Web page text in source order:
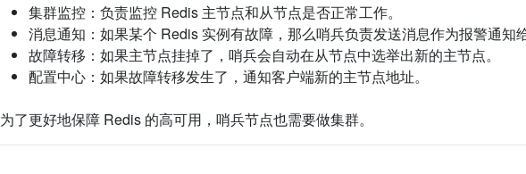
集群监控：负责监控 Redis 主节点和从节点是否正常工作。
消息通知：如果某个 Redis 实例有故障，那么哨兵负责发送消息作为报警通知
故障转移：如果主节点挂掉了，哨兵会自动在从节点中选举出新的主节点。
配置中心：如果故障转移发生了，通知客户端新的主节点地址。
为了更好地保障 Redis 的高可用，哨兵节点也需要做集群。